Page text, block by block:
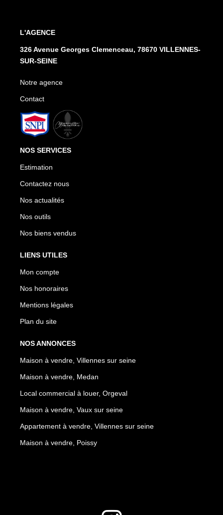
L'AGENCE
326 Avenue Georges Clemenceau, 78670 VILLENNES-
SUR-SEINE
Notre agence
Contact
NOS SERVICES
Estimation
Contactez nous
Nos actualités
Nos outils
Nos biens vendus
LIENS UTILES
Mon compte
Nos honoraires
Mentions légales
Plan du site
NOS ANNONCES
Maison à vendre, Villennes sur seine
Maison à vendre, Medan
Local commercial à louer, Orgeval
Maison à vendre, Vaux sur seine
Appartement à vendre, Villennes sur seine
Maison à vendre, Poissy